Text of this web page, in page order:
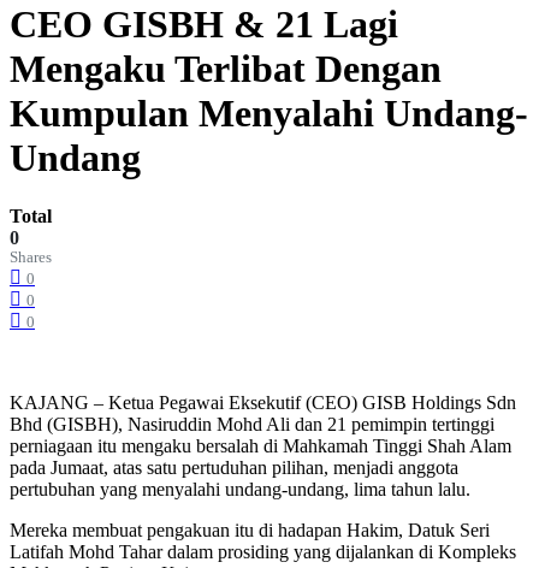
CEO GISBH & 21 Lagi
Mengaku Terlibat Dengan
Kumpulan Menyalahi Undang-
Undang
Total
0
Shares
0
0
0
KAJANG – Ketua Pegawai Eksekutif (CEO) GISB Holdings Sdn
Bhd (GISBH), Nasiruddin Mohd Ali dan 21 pemimpin tertinggi
perniagaan itu mengaku bersalah di Mahkamah Tinggi Shah Alam
pada Jumaat, atas satu pertuduhan pilihan, menjadi anggota
pertubuhan yang menyalahi undang-undang, lima tahun lalu.
Mereka membuat pengakuan itu di hadapan Hakim, Datuk Seri
Latifah Mohd Tahar dalam prosiding yang dijalankan di Kompleks